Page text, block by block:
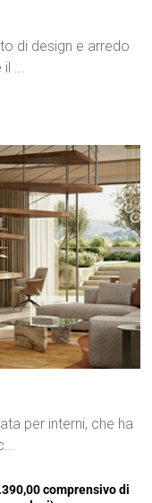
di design e arredo
...
per interni, che ha
comprensivo di